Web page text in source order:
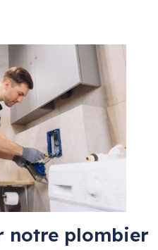
notre plombier